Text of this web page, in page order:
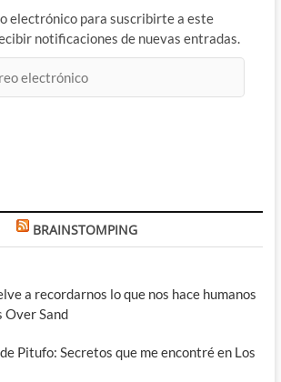
electrónico para suscribirte a este
notificaciones de nuevas entradas.
BRAINSTOMPING
a recordarnos lo que nos hace humanos
Over Sand
Pitufo: Secretos que me encontré en Los